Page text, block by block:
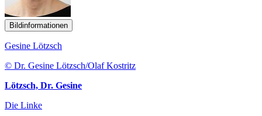
Bildinformationen
Gesine Lötzsch
© Dr. Gesine Lötzsch/Olaf Kostritz
Lötzsch, Dr. Gesine
Die Linke